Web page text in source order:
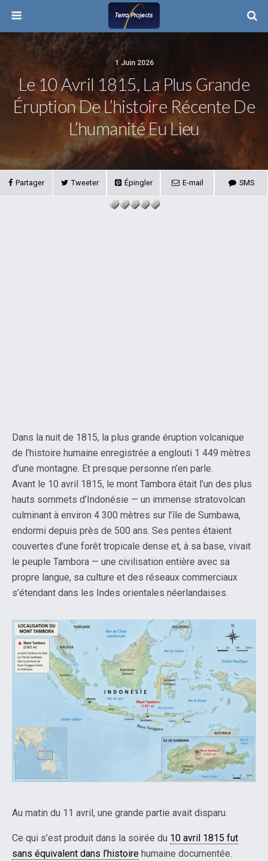
1 Juin 2026
Le 10 Avril 1815, La Plus Grande
Éruption De L’histoire Récente De
L’humanité Eu Lieu
Partager Tweeter Épingler E-mail SMS
Dans la nuit de 1815, la plus grande éruption volcanique
de l’histoire humaine enregistrée a englouti 1 449 mètres
d’une montagne. Et presque personne n’en parle.
Avant le 10 avril 1815, le mont Tambora était l’un des plus
hauts sommets d’Indonésie — un immense stratovolcan
culminant à environ 4 300 mètres sur l’île de Sumbawa,
endormi depuis près de 500 ans. Ses pentes étaient
couvertes d’une forêt tropicale dense et, à sa base, vivait
le peuple Tambora — une civilisation entière avec sa
propre langue, sa culture et des réseaux commerciaux
s’étendant dans les Indes orientales néerlandaises.
Au matin du 11 avril, une grande partie avait disparu.
Ce qui s’est produit dans la soirée du 10 avril 1815 fut
sans équivalent dans l’histoire humaine documentée.